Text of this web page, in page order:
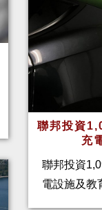
聯邦投資
充
聯邦投資
電設施及教